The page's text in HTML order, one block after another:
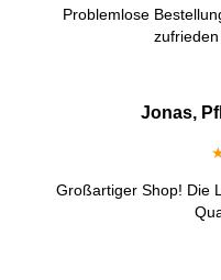
Problemlose
zufrieden
Jonas,
Großartiger Shop! Die